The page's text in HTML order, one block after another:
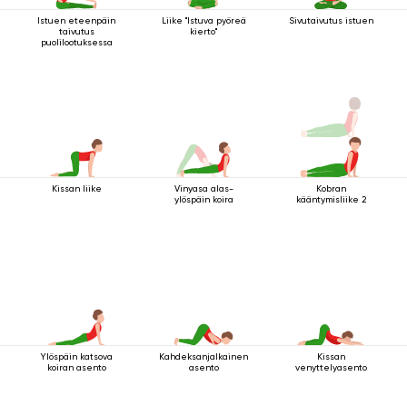
Istuen eteenpäin
taivutus
puolilootuksessa
Liike "Istuva pyöreä
kierto"
Sivutaivutus istuen
Kissan liike
Vinyasa alas-
ylöspäin koira
Kobran
kääntymisliike 2
Ylöspäin katsova
koiran asento
Kahdeksanjalkainen
asento
Kissan
venyttelyasento